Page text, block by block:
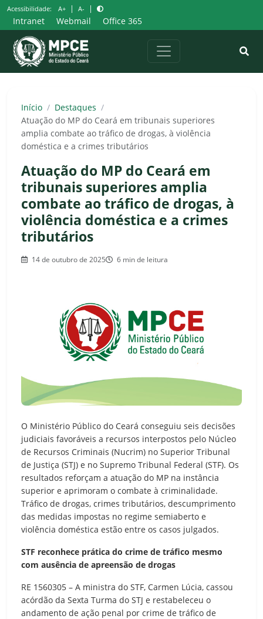
Pular
para
o
conteúdo
Acessibilidade: A+ | A- |
Intranet Webmail Office 365
Início / Destaques /
Atuação do MP do Ceará em tribunais superiores
amplia combate ao tráfico de drogas, à violência
doméstica e a crimes tributários
Atuação do MP do Ceará em
tribunais superiores amplia
combate ao tráfico de drogas, à
violência doméstica e a crimes
tributários
14 de outubro de 2025 6 min de leitura
O Ministério Público do Ceará conseguiu seis decisões
judiciais favoráveis a recursos interpostos pelo Núcleo
de Recursos Criminais (Nucrim) no Superior Tribunal
de Justiça (STJ) e no Supremo Tribunal Federal (STF). Os
resultados reforçam a atuação do MP na instância
superior e aprimoram o combate à criminalidade.
Tráfico de drogas, crimes tributários, descumprimento
das medidas impostas no regime semiaberto e
violência doméstica estão entre os casos julgados.
STF reconhece prática do crime de tráfico mesmo
com ausência de apreensão de drogas
RE 1560305 – A ministra do STF, Carmen Lúcia, cassou
acórdão da Sexta Turma do STJ e restabeleceu o
andamento de ação penal por crime de tráfico de